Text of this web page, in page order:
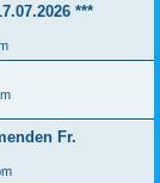
***
Fr.